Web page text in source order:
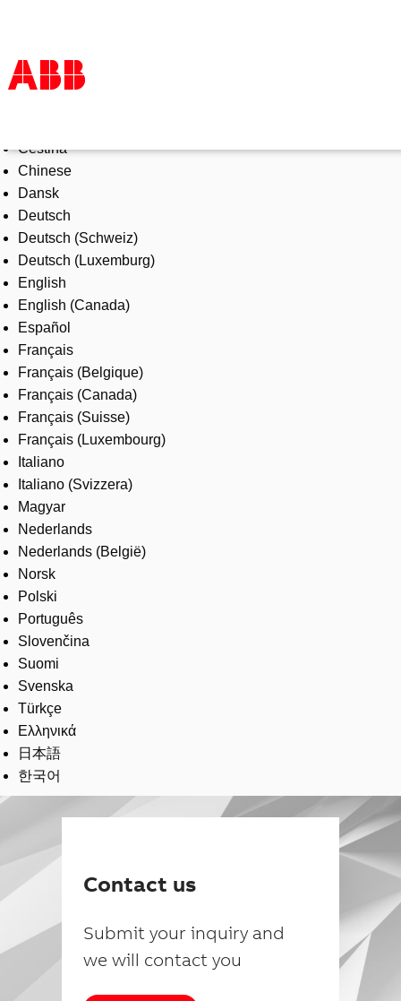
Products & Solutions
Industries
Services
About us
Where to buy
Contact us
Careers
Čeština
Chinese
Dansk
Deutsch
Deutsch (Schweiz)
Deutsch (Luxemburg)
English
English (Canada)
Español
Français
Français (Belgique)
Français (Canada)
Français (Suisse)
Français (Luxembourg)
Italiano
Italiano (Svizzera)
Magyar
Nederlands
Nederlands (België)
Norsk
Polski
Português
Slovenčina
Suomi
Svenska
Türkçe
Ελληνικά
日本語
한국어
Contact us
Submit your inquiry and
we will contact you